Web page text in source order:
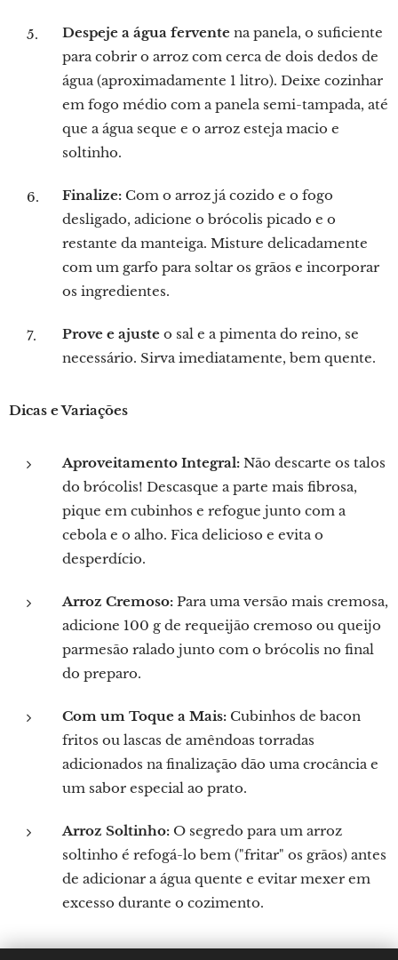
Despeje a água fervente na panela, o suficiente
para cobrir o arroz com cerca de dois dedos de
água (aproximadamente 1 litro). Deixe cozinhar
em fogo médio com a panela semi-tampada, até
que a água seque e o arroz esteja macio e
soltinho.
Finalize: Com o arroz já cozido e o fogo
desligado, adicione o brócolis picado e o
restante da manteiga. Misture delicadamente
com um garfo para soltar os grãos e incorporar
os ingredientes.
Prove e ajuste o sal e a pimenta do reino, se
necessário. Sirva imediatamente, bem quente.
Dicas e Variações
Aproveitamento Integral: Não descarte os talos
do brócolis! Descasque a parte mais fibrosa,
pique em cubinhos e refogue junto com a
cebola e o alho. Fica delicioso e evita o
desperdício.
Arroz Cremoso: Para uma versão mais cremosa,
adicione 100 g de requeijão cremoso ou queijo
parmesão ralado junto com o brócolis no final
do preparo.
Com um Toque a Mais: Cubinhos de bacon
fritos ou lascas de amêndoas torradas
adicionados na finalização dão uma crocância e
um sabor especial ao prato.
Arroz Soltinho: O segredo para um arroz
soltinho é refogá-lo bem ("fritar" os grãos) antes
de adicionar a água quente e evitar mexer em
excesso durante o cozimento.